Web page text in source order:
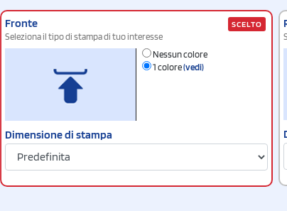
Fronte
Seleziona il tipo di stampa di tuo interesse
Nessun colore
1 colore(vedi)
Dimensione di stampa
SCELTO